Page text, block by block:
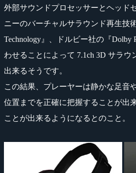
外部サウンドプロセッサーとヘッド
ニーのバーチャルサラウンド再生技
Technology』、ドルビー社の『Dolby
わせることによって 7.1ch 3D サラウ
出来るそうです。
この結果、プレーヤーは静かな足音
位置までを正確に把握することが出
ことが出来るようになるとのこと。